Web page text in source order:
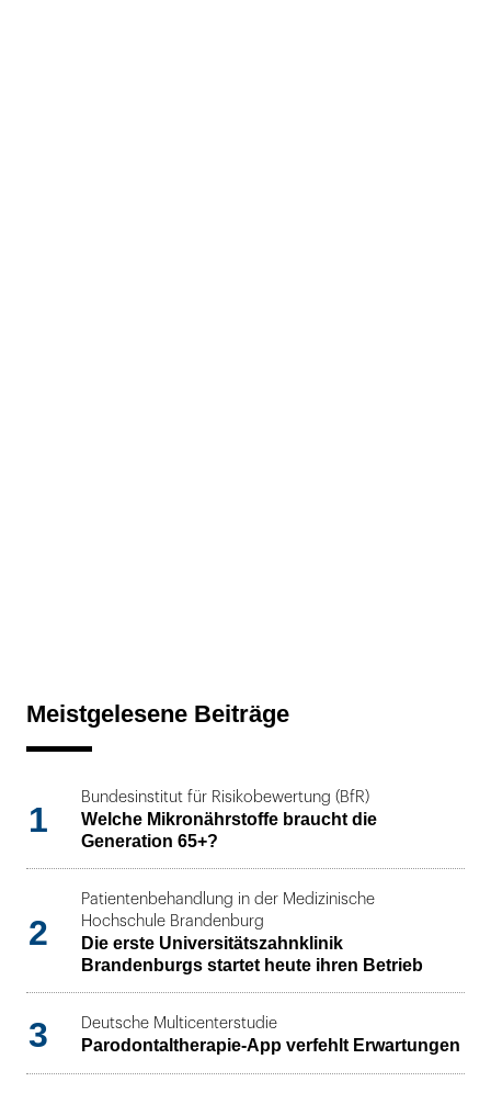
Meistgelesene Beiträge
1
Bundesinstitut für Risikobewertung (BfR)
Welche Mikronährstoffe braucht die
Generation 65+?
2
Patientenbehandlung in der Medizinische
Hochschule Brandenburg
Die erste Universitätszahnklinik
Brandenburgs startet heute ihren Betrieb
3 Deutsche Multicenterstudie
Parodontaltherapie-App verfehlt Erwartungen